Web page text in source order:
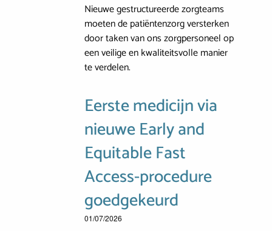
Nieuwe gestructureerde zorgteams
moeten de patiëntenzorg versterken
door taken van ons zorgpersoneel op
een veilige en kwaliteitsvolle manier
te verdelen.
Eerste medicijn via
nieuwe Early and
Equitable Fast
Access-procedure
goedgekeurd
01/07/2026